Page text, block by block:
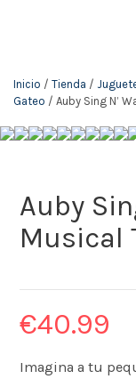
Inicio / Tienda /
Gateo / Auby Sing N’
Auby
Musical
€40.99
Imagina a tu